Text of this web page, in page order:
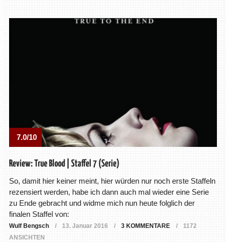
7.0/10
Review: True Blood | Staffel 7 (Serie)
So, damit hier keiner meint, hier würden nur noch erste Staffeln
rezensiert werden, habe ich dann auch mal wieder eine Serie
zu Ende gebracht und widme mich nun heute folglich der
finalen Staffel von:
Wulf Bengsch 13. Januar 2016 3 KOMMENTARE
1172
ANSICHTEN